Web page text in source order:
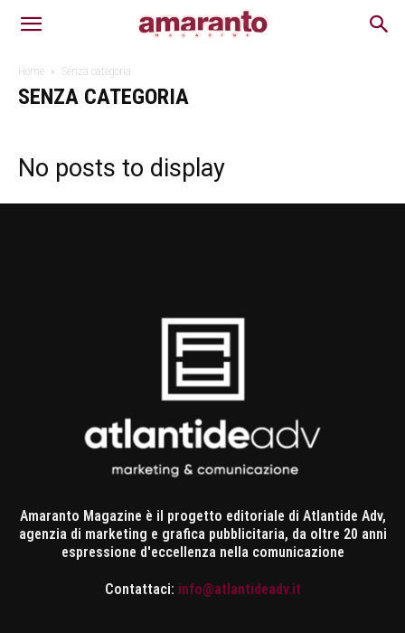
Home Senza categoria
SENZA CATEGORIA
No posts to display
Amaranto Magazine è il progetto editoriale di Atlantide Adv,
agenzia di marketing e grafica pubblicitaria, da oltre 20 anni
espressione d'eccellenza nella comunicazione
Contattaci: info@atlantideadv.it